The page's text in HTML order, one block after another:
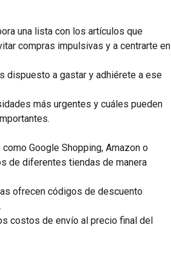
una lista con los artículos que
compras impulsivas y a centrarte en
dispuesto a gastar y adhiérete a ese
más urgentes y cuáles pueden
Google Shopping, Amazon o
de diferentes tiendas de manera
ofrecen códigos de descuento
costos de envío al precio final del